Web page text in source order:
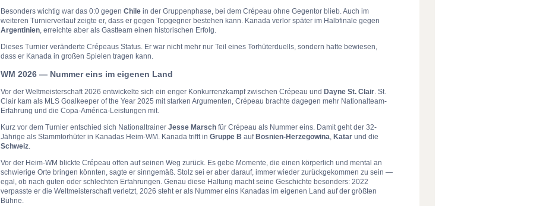
Besonders wichtig war das 0:0 gegen Chile in der Gruppenphase, bei dem Crépeau ohne Gegentor blieb. Auch im
weiteren Turnierverlauf zeigte er, dass er gegen Topgegner bestehen kann. Kanada verlor später im Halbfinale gegen
Argentinien, erreichte aber als Gastteam einen historischen Erfolg.
Dieses Turnier veränderte Crépeaus Status. Er war nicht mehr nur Teil eines Torhüterduells, sondern hatte bewiesen,
dass er Kanada in großen Spielen tragen kann.
WM 2026 — Nummer eins im eigenen Land
Vor der Weltmeisterschaft 2026 entwickelte sich ein enger Konkurrenzkampf zwischen Crépeau und Dayne St. Clair. St.
Clair kam als MLS Goalkeeper of the Year 2025 mit starken Argumenten, Crépeau brachte dagegen mehr Nationalteam-
Erfahrung und die Copa-América-Leistungen mit.
Kurz vor dem Turnier entschied sich Nationaltrainer Jesse Marsch für Crépeau als Nummer eins. Damit geht der 32-
Jährige als Stammtorhüter in Kanadas Heim-WM. Kanada trifft in Gruppe B auf Bosnien-Herzegowina, Katar und die
Schweiz.
Vor der Heim-WM blickte Crépeau offen auf seinen Weg zurück. Es gebe Momente, die einen körperlich und mental an
schwierige Orte bringen könnten, sagte er sinngemäß. Stolz sei er aber darauf, immer wieder zurückgekommen zu sein —
egal, ob nach guten oder schlechten Erfahrungen. Genau diese Haltung macht seine Geschichte besonders: 2022
verpasste er die Weltmeisterschaft verletzt, 2026 steht er als Nummer eins Kanadas im eigenen Land auf der größten
Bühne.